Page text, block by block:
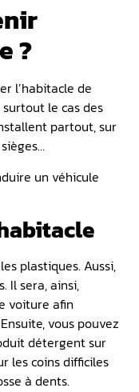
?
l’habitacle de
le cas des
partout, sur
un véhicule
plastiques. Aussi,
Il sera, ainsi,
voiture afin
vous pouvez
détergent sur
les coins difficiles
à dents.